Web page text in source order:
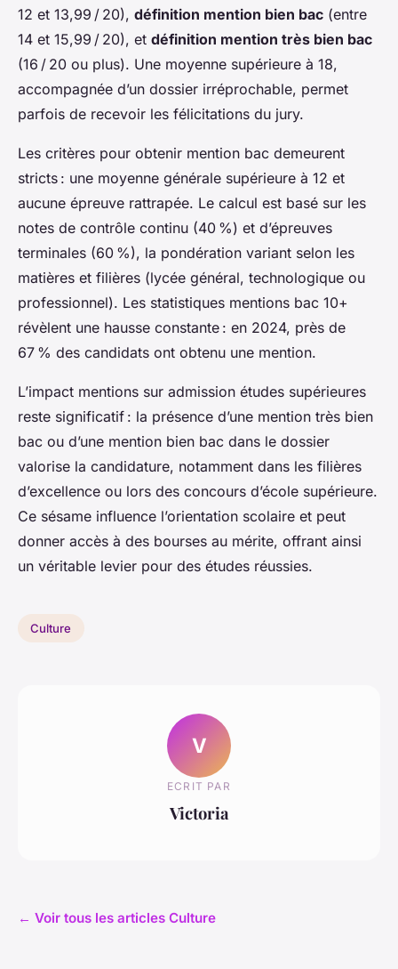
12 et 13,99 / 20), définition mention bien bac (entre
14 et 15,99 / 20), et définition mention très bien bac
(16 / 20 ou plus). Une moyenne supérieure à 18,
accompagnée d’un dossier irréprochable, permet
parfois de recevoir les félicitations du jury.
Les critères pour obtenir mention bac demeurent
stricts : une moyenne générale supérieure à 12 et
aucune épreuve rattrapée. Le calcul est basé sur les
notes de contrôle continu (40 %) et d’épreuves
terminales (60 %), la pondération variant selon les
matières et filières (lycée général, technologique ou
professionnel). Les statistiques mentions bac 10+
révèlent une hausse constante : en 2024, près de
67 % des candidats ont obtenu une mention.
L’impact mentions sur admission études supérieures
reste significatif : la présence d’une mention très bien
bac ou d’une mention bien bac dans le dossier
valorise la candidature, notamment dans les filières
d’excellence ou lors des concours d’école supérieure.
Ce sésame influence l’orientation scolaire et peut
donner accès à des bourses au mérite, offrant ainsi
un véritable levier pour des études réussies.
Culture
V
ECRIT PAR
Victoria
← Voir tous les articles Culture